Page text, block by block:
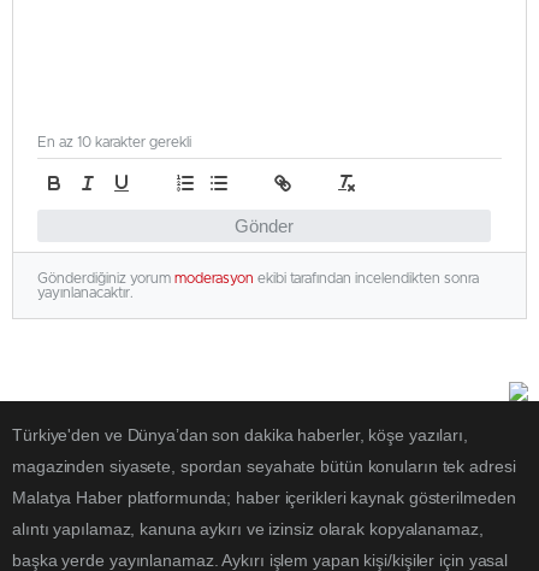
Gönder
En az 10 karakter gerekli
Gönderdiğiniz yorum moderasyon ekibi tarafından incelendikten sonra
yayınlanacaktır.
Türkiye'den ve Dünya’dan son dakika haberler, köşe yazıları,
magazinden siyasete, spordan seyahate bütün konuların tek adresi
Malatya Haber platformunda; haber içerikleri kaynak gösterilmeden
alıntı yapılamaz, kanuna aykırı ve izinsiz olarak kopyalanamaz,
başka yerde yayınlanamaz. Aykırı işlem yapan kişi/kişiler için yasal